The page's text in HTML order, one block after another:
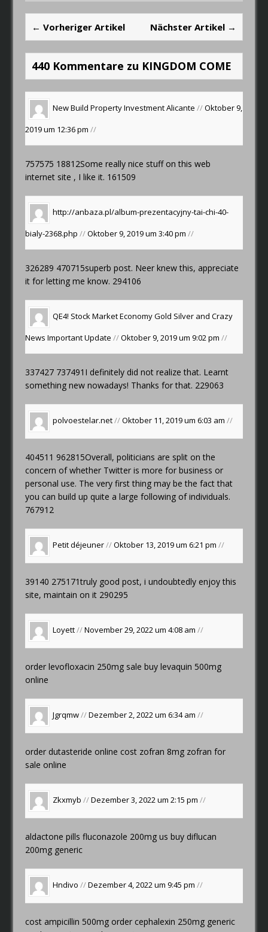
← Vorheriger Artikel Nächster Artikel →
440 Kommentare zu KINGDOM COME
New Build Property Investment Alicante //Oktober 9,
2019 um 12:36 pm//
757575 18812Some really nice stuff on this web
internet site , I like it. 161509
http://anbaza.pl/album-prezentacyjny-tai-chi-40-
bialy-2368.php //Oktober 9, 2019 um 3:40 pm//
326289 470715superb post. Neer knew this, appreciate
it for letting me know. 294106
QE4! Stock Market Economy Gold Silver and Crazy
News Important Update //Oktober 9, 2019 um 9:02 pm//
337427 737491I definitely did not realize that. Learnt
something new nowadays! Thanks for that. 229063
polvoestelar.net//Oktober 11, 2019 um 6:03 am//
404511 962815Overall, politicians are split on the
concern of whether Twitter is more for business or
personal use. The very first thing may be the fact that
you can build up quite a large following of individuals.
767912
Petit déjeuner//Oktober 13, 2019 um 6:21 pm//
39140 275171truly good post, i undoubtedly enjoy this
site, maintain on it 290295
Loyett//November 29, 2022 um 4:08 am//
order levofloxacin 250mg salebuy levaquin 500mg
online
Jgrqmw//Dezember 2, 2022 um 6:34 am//
order dutasteride onlinecost zofran 8mg zofran for
sale online
Zkxmyb //Dezember 3, 2022 um 2:15 pm//
aldactone pillsfluconazole 200mg us buy diflucan
200mg generic
Hndivo //Dezember 4, 2022 um 9:45 pm//
cost ampicillin 500mgorder cephalexin 250mg generic